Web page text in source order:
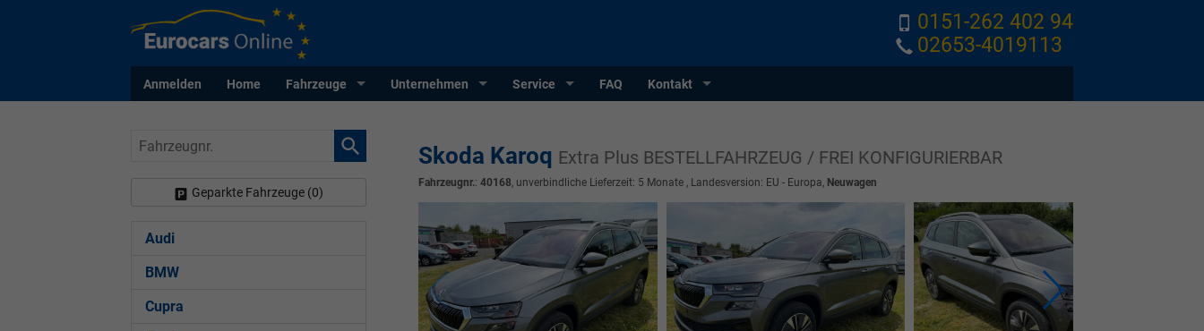
0151-262 402 94
02653-4019113
Anmelden Home Fahrzeuge Unternehmen Service FAQ Kontakt
Skoda Karoq Extra Plus BESTELLFAHRZEUG / FREI KONFIGURIERBAR
Fahrzeugnr.: 40168, unverbindliche Lieferzeit: 5 Monate, Landesversion: EU - Europa, Neuwagen
Fahrzeugnr.
Geparkte Fahrzeuge (0)
Audi
BMW
Cupra